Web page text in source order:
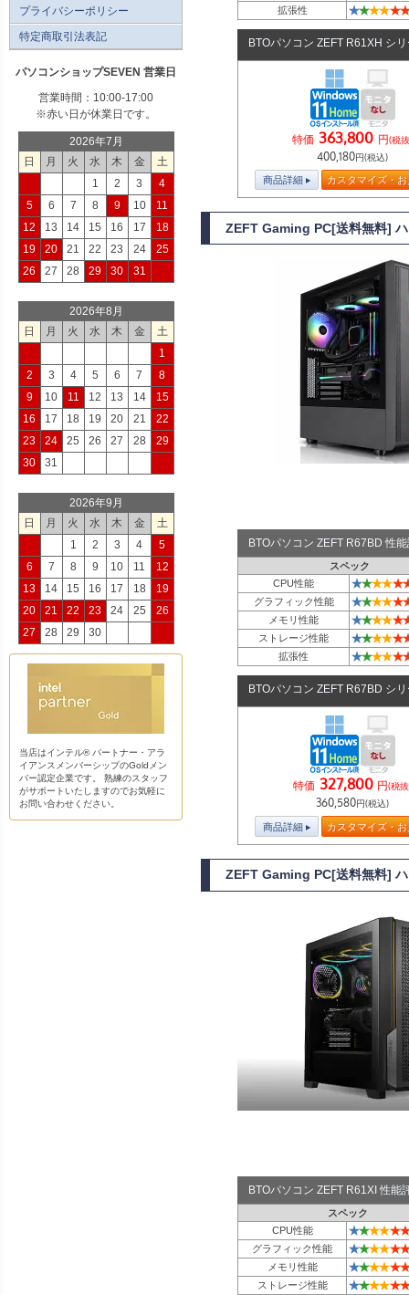
拡張性 ★★★★★★
BTOパソコン ZEFT R61XH シ
特価 363,800 円(税
400,180円(税込)
商品詳細 カスタマイズ・
ZEFT Gaming PC[送料無料]
BTOパソコン ZEFT R67BD 性
スペック
CPU性能
★★★★★
グラフィック性能 ★★★★★
メモリ性能 ★★★★★
ストレージ性能 ★★★★★
拡張性 ★★★★★
BTOパソコン ZEFT R67BD シ
特価 327,800 円(税
360,580円(税込)
商品詳細 カスタマイズ・
ZEFT Gaming PC[送料無料]
BTOパソコン ZEFT R61XI 性能
スペック
CPU性能
★★★★★★
グラフィック性能 ★★★★★★
メモリ性能 ★★★★★★
ストレージ性能 ★★★★★★
プライバシーポリシー
特定商取引法表記
パソコンショップSEVEN 営業日
営業時間：10:00-17:00
※赤い日が休業日です。
2026年7月
日
月 火 水 木 金
土
1
2 3
4
5
6 7 8 9 10
11
12
13 14 15 16 17
18
19
20 21 22 23 24
25
26
27 28 29 30 31
2026年8月
日
月 火 水 木 金
土
1
2
3 4 5 6 7
8
9
10 11 12 13 14
15
16
17 18 19 20 21
22
23
24 25 26 27 28
29
30
31
2026年9月
日
月 火 水 木 金
土
1
2 3 4
5
6
7 8 9 10 11
12
13
14 15 16 17 18
19
20
21 22 23 24 25
26
27
28 29 30
当店はインテル® パートナー・アラ
イアンスメンバーシップのGoldメン
バー認定企業です。 熟練のスタッフ
がサポートいたしますのでお気軽に
お問い合わせください。